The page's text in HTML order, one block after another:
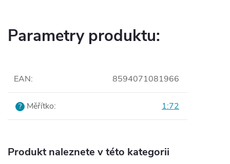
Parametry produktu:
EAN: 8594071081966
? Měřítko: 1:72
Produkt naleznete v této kategorii